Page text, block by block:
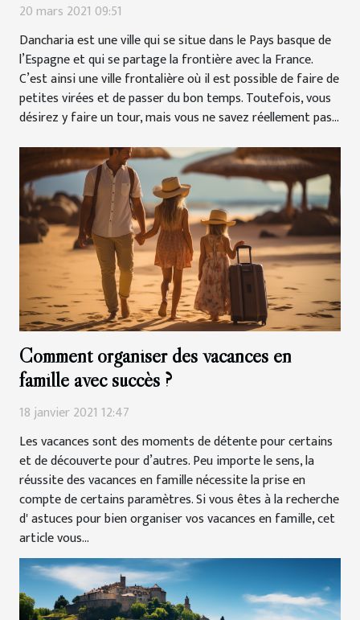
20 mars 2021 09:51
Dancharia est une ville qui se situe dans le Pays basque de
l’Espagne et qui se partage la frontière avec la France.
C’est ainsi une ville frontalière où il est possible de faire de
petites virées et de passer du bon temps. Toutefois, vous
désirez y faire un tour, mais vous ne savez réellement pas...
Comment organiser des vacances en
famille avec succès ?
18 janvier 2021 12:47
Les vacances sont des moments de détente pour certains
et de découverte pour d’autres. Peu importe le sens, la
réussite des vacances en famille nécessite la prise en
compte de certains paramètres. Si vous êtes à la recherche
d' astuces pour bien organiser vos vacances en famille, cet
article vous...